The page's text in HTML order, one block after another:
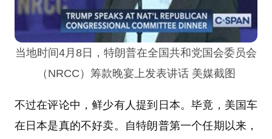
当地时间4月8日，特朗普在全国共和党国会委员会
（NRCC）筹款晚宴上发表讲话 美媒截图
不过在评论中，鲜少有人提到日本。毕竟，美国车
在日本是真的不好卖。自特朗普第一个任期以来，